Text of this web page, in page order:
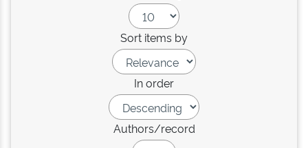
Sort items by
In order
Authors/record